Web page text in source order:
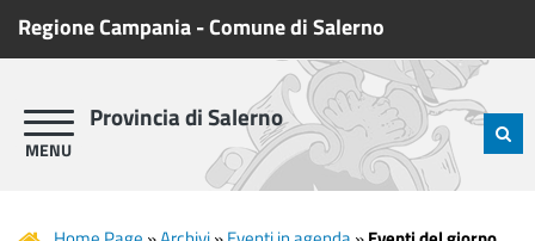
Regione Campania-Comune di Salerno
Provincia di Salerno